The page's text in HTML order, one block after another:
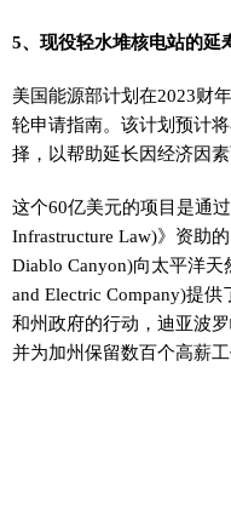
5、现役轻水堆核电站的延
美国能源部计划在2023财
轮申请指南。该计划预计
择，以帮助延长因经济因
这个60亿美元的项目是通
Infrastructure Law)》资助
Diablo Canyon)向太平洋天
and Electric Company)提
和州政府的行动，迪亚波
并为加州保留数百个高薪工